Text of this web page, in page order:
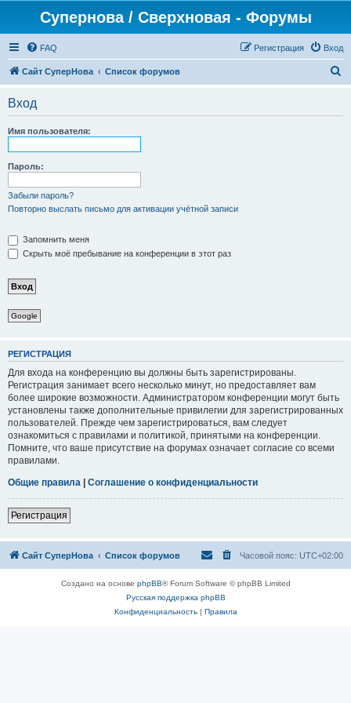
Супернова / Сверхновая - Форумы
FAQ Вход
Регистрация
Сайт СуперНова Список форумов
Вход
Имя пользователя:
Пароль:
Забыли пароль?
Повторно выслать письмо для активации учётной записи
Запомнить меня
Скрыть моё пребывание на конференции в этот раз
Google
РЕГИСТРАЦИЯ
Для входа на конференцию вы должны быть зарегистрированы.
Регистрация занимает всего несколько минут, но предоставляет вам
более широкие возможности. Администратором конференции могут быть
установлены также дополнительные привилегии для зарегистрированных
пользователей. Прежде чем зарегистрироваться, вам следует
ознакомиться с правилами и политикой, принятыми на конференции.
Помните, что ваше присутствие на форумах означает согласие со всеми
правилами.
Общие правила | Соглашение о конфиденциальности
Регистрация
Сайт СуперНова Список форумов Часовой пояс: UTC+02:00
Создано на основе phpBB® Forum Software © phpBB Limited
Русская поддержка phpBB
Конфиденциальность| Правила